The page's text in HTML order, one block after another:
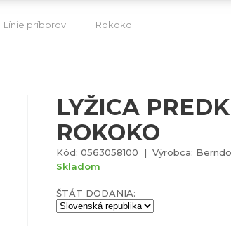
Línie príborov Rokoko
LYŽICA
ROKOKO
Kód: 0563058100 | Výrobca:
Skladom
ŠTÁT DODANIA: